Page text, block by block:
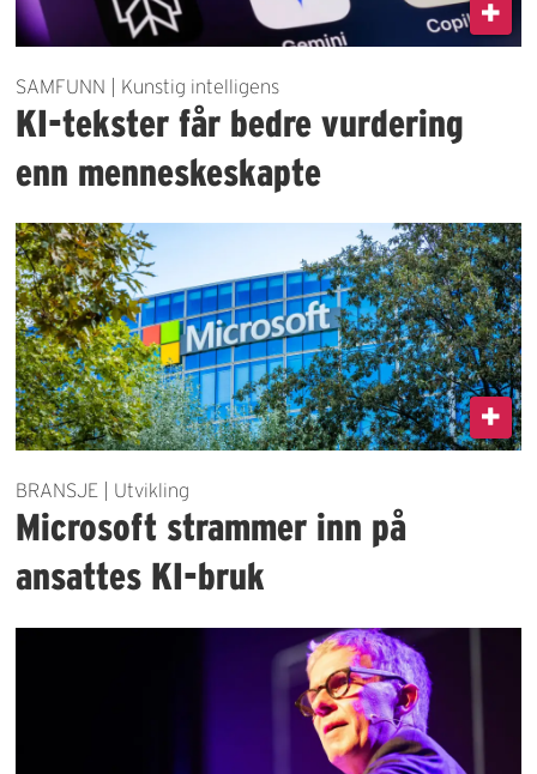
SAMFUNN | Kunstig intelligens
KI-tekster får bedre vurdering
enn menneskeskapte
BRANSJE | Utvikling
Microsoft strammer inn på
ansattes KI-bruk